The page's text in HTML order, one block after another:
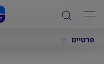
פרטיים